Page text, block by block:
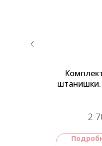
штанишки.
2